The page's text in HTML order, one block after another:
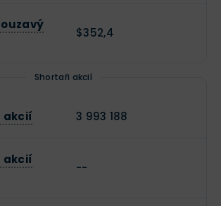
$352,4
Shortaři akcií
akcií 3 993 188
akcií
--